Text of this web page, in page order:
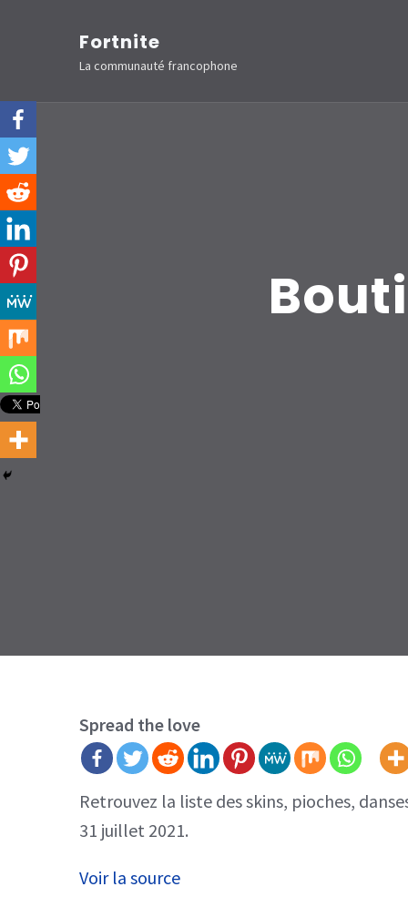
(Pressez
Entrée)
Fortnite
La communauté francophone
Spread the love
Retrouvez la liste des skins, pioches,
31 juillet 2021.
Voir la source